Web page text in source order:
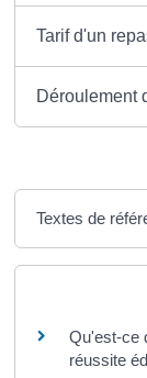
Tarif d'un
Déroulement
Textes de
Qu'est-ce
réussite